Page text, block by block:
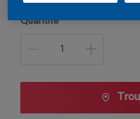
Quantité